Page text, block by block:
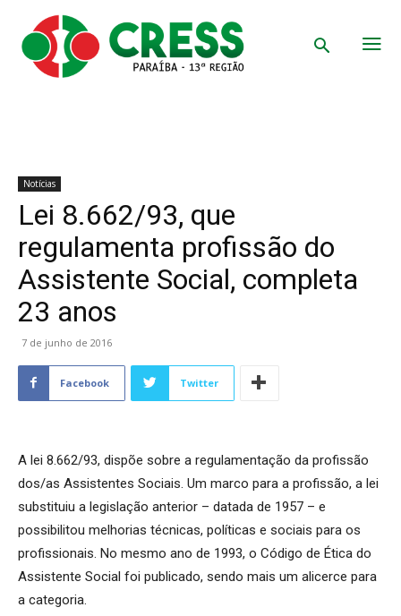
Notícias
Lei 8.662/93, que
regulamenta profissão do
Assistente Social, completa
23 anos
7 de junho de 2016
Facebook Twitter
A lei 8.662/93, dispõe sobre a regulamentação da profissão
dos/as Assistentes Sociais. Um marco para a profissão, a lei
substituiu a legislação anterior – datada de 1957 – e
possibilitou melhorias técnicas, políticas e sociais para os
profissionais. No mesmo ano de 1993, o Código de Ética do
Assistente Social foi publicado, sendo mais um alicerce para
a categoria.